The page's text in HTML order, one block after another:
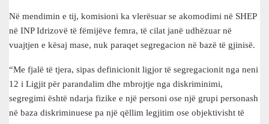
Në mendimin e tij, komisioni ka vlerësuar se akomodimi në SHEP
në INP Idrizovë të fëmijëve femra, të cilat janë udhëzuar në
vuajtjen e kësaj mase, nuk paraqet segregacion në bazë të gjinisë.
“Me fjalë të tjera, sipas definicionit ligjor të segregacionit nga neni
12 i Ligjit për parandalim dhe mbrojtje nga diskriminimi,
segregimi është ndarja fizike e një personi ose një grupi personash
në baza diskriminuese pa një qëllim legjitim ose objektivisht të